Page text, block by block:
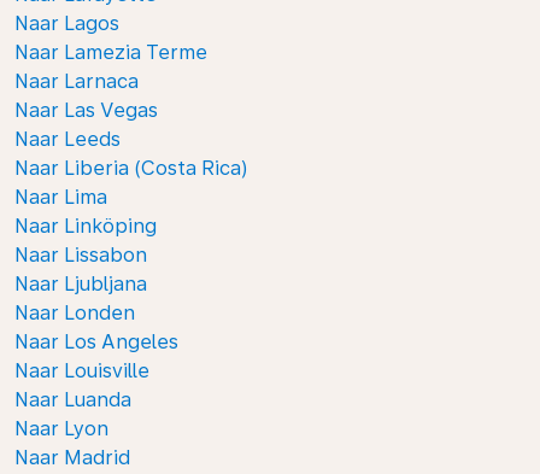
Naar Lagos
Naar Lamezia Terme
Naar Larnaca
Naar Las Vegas
Naar Leeds
Naar Liberia (Costa Rica)
Naar Lima
Naar Linköping
Naar Lissabon
Naar Ljubljana
Naar Londen
Naar Los Angeles
Naar Louisville
Naar Luanda
Naar Lyon
Naar Madrid